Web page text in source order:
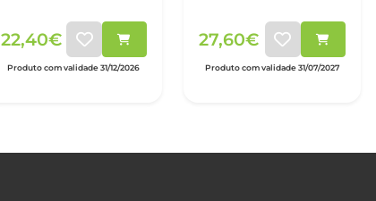
22,40€
Produto com validade 31/12/2026
27,60€
Produto com validade 31/07/2027